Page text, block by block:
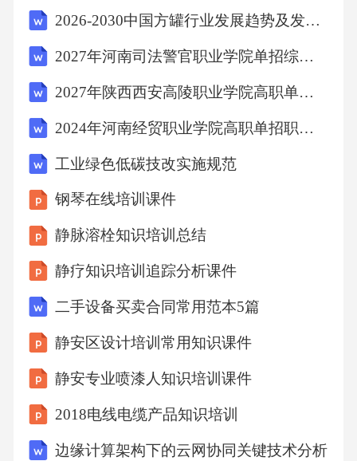
2026-2030中国方罐行业发展趋势及发展前景研究报告
2027年河南司法警官职业学院单招综合素质考试题库附参考答案详解（典型题）
2027年陕西西安高陵职业学院高职单招职业技能考试模拟试卷含完整答案详解【典优】
2024年河南经贸职业学院高职单招职业技能考试模拟试卷含完整答案详解（名师系列）
工业绿色低碳技改实施规范
钢琴在线培训课件
静脉溶栓知识培训总结
静疗知识培训追踪分析课件
二手设备买卖合同常用范本5篇
静安区设计培训常用知识课件
静安专业喷漆人知识培训课件
2018电线电缆产品知识培训
边缘计算架构下的云网协同关键技术分析